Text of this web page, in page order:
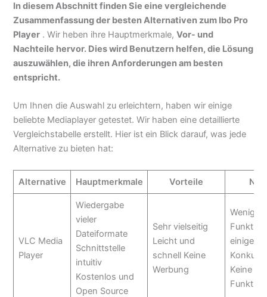
In diesem Abschnitt finden Sie eine vergleichende
Zusammenfassung der besten Alternativen zum Ibo Pro
Player . Wir heben ihre Hauptmerkmale,Vor- und
Nachteile hervor. Dies wird Benutzern helfen, die Lösung
auszuwählen, die ihren Anforderungen am besten
entspricht.
Um Ihnen die Auswahl zu erleichtern, haben wir einige
beliebte Mediaplayer getestet. Wir haben eine detaillierte
Vergleichstabelle erstellt. Hier ist ein Blick darauf, was jede
Alternative zu bieten hat:
Alternative Hauptmerkmale Vorteile
VLC Media
Player
Wiedergabe
vieler
Dateiformate
Schnittstelle
intuitiv
Kostenlos und
Open Source
Sehr vielseitig
Leicht und
schnell Keine
Werbung
Weniger
einige
Keine